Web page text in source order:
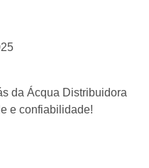
da Ácqua Distribuidora
e confiabilidade!